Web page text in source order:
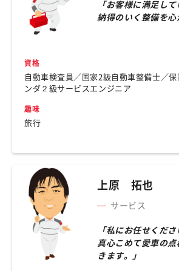
「お客様に満足し
納得のいく整備を心
資格
自動車検査員／国家2級自動車整備士／
ンダ２級サービスエンジニア
趣味
旅行
上原 拓也
サービス
「私にお任せくださ
真心こめて愛車の
きます。」